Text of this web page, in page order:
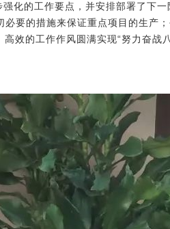
化的工作要点， 并安排部署了下一
要的措施来保证重点项目的生产；
效的工作作风圆满实现“努力奋战